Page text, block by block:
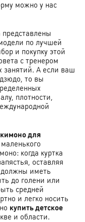
можно у нас
по лучшей
и покупку этой
с тренером
занятий. А если ваш
то вы
плотности,
для
когда куртка
оставляя
иметь
до голени или
средней
и легко носить
купить детское
и области.